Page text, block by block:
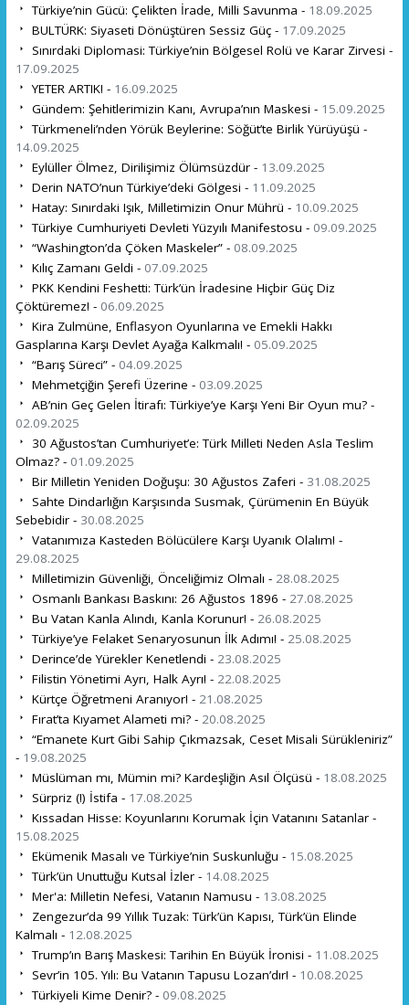
Türkiye’nin Gücü: Çelikten İrade, Milli Savunma - 18.09.2025
BULTÜRK: Siyaseti Dönüştüren Sessiz Güç - 17.09.2025
Sınırdaki Diplomasi: Türkiye’nin Bölgesel Rolü ve Karar Zirvesi -
17.09.2025
YETER ARTIK! - 16.09.2025
Gündem: Şehitlerimizin Kanı, Avrupa’nın Maskesi - 15.09.2025
Türkmeneli’nden Yörük Beylerine: Söğüt’te Birlik Yürüyüşü -
14.09.2025
Eylüller Ölmez, Dirilişimiz Ölümsüzdür - 13.09.2025
Derin NATO’nun Türkiye’deki Gölgesi - 11.09.2025
Hatay: Sınırdaki Işık, Milletimizin Onur Mührü - 10.09.2025
Türkiye Cumhuriyeti Devleti Yüzyılı Manifestosu - 09.09.2025
“Washington’da Çöken Maskeler” - 08.09.2025
Kılıç Zamanı Geldi - 07.09.2025
PKK Kendini Feshetti: Türk’ün İradesine Hiçbir Güç Diz
Çöktüremez! - 06.09.2025
Kira Zulmüne, Enflasyon Oyunlarına ve Emekli Hakkı
Gasplarına Karşı Devlet Ayağa Kalkmalı! - 05.09.2025
“Barış Süreci” - 04.09.2025
Mehmetçiğin Şerefi Üzerine - 03.09.2025
AB’nin Geç Gelen İtirafı: Türkiye’ye Karşı Yeni Bir Oyun mu? -
02.09.2025
30 Ağustos’tan Cumhuriyet’e: Türk Milleti Neden Asla Teslim
Olmaz? - 01.09.2025
Bir Milletin Yeniden Doğuşu: 30 Ağustos Zaferi - 31.08.2025
Sahte Dindarlığın Karşısında Susmak, Çürümenin En Büyük
Sebebidir - 30.08.2025
Vatanımıza Kasteden Bölücülere Karşı Uyanık Olalım! -
29.08.2025
Milletimizin Güvenliği, Önceliğimiz Olmalı - 28.08.2025
Osmanlı Bankası Baskını: 26 Ağustos 1896 - 27.08.2025
Bu Vatan Kanla Alındı, Kanla Korunur! - 26.08.2025
Türkiye’ye Felaket Senaryosunun İlk Adımı! - 25.08.2025
Derince’de Yürekler Kenetlendi - 23.08.2025
Filistin Yönetimi Ayrı, Halk Ayrı! - 22.08.2025
Kürtçe Öğretmeni Aranıyor! - 21.08.2025
Fırat’ta Kıyamet Alameti mi? - 20.08.2025
“Emanete Kurt Gibi Sahip Çıkmazsak, Ceset Misali Sürükleniriz”
- 19.08.2025
Müslüman mı, Mümin mi? Kardeşliğin Asıl Ölçüsü - 18.08.2025
Sürpriz (!) İstifa - 17.08.2025
Kıssadan Hisse: Koyunlarını Korumak İçin Vatanını Satanlar -
15.08.2025
Ekümenik Masalı ve Türkiye’nin Suskunluğu - 15.08.2025
Türk’ün Unuttuğu Kutsal İzler - 14.08.2025
Mer'a: Milletin Nefesi, Vatanın Namusu - 13.08.2025
Zengezur’da 99 Yıllık Tuzak: Türk’ün Kapısı, Türk’ün Elinde
Kalmalı - 12.08.2025
Trump’ın Barış Maskesi: Tarihin En Büyük İronisi - 11.08.2025
Sevr’in 105. Yılı: Bu Vatanın Tapusu Lozan’dır! - 10.08.2025
Türkiyeli Kime Denir? - 09.08.2025